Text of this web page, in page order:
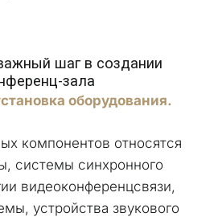
шаг в создании
зала
оборудования.
компонентов относятся
системы синхронного
видеоконференцсвязи,
устройства звукового